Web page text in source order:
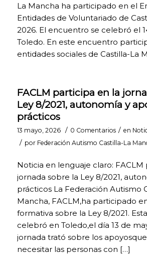
La Mancha ha participado en el
Entidades de Voluntariado de
2026. El encuentro se celebró el
Toledo. En este encuentro
entidades sociales de Castilla-La
FACLM participa en la
Ley 8/2021, autonomía y
prácticos
13 mayo, 2026 / 0 Comentarios / en
/ por Federación Autismo Castilla-La
Noticia en lenguaje claro: FACLM
jornada sobre la Ley 8/2021,
prácticos La Federación Autismo
Mancha, FACLM,ha participado
formativa sobre la Ley 8/2021.
celebró en Toledo,el día 13 de
jornada trató sobre los
necesitar las personas con […]
de la página
como los
distintos
servicios que
tanto, estas
publicitaria, sino
que únicamente
sirven para que
web funcione
mejor,
nuestros
usuarios en
general.
Activándolas
contribuirás a
dicha mejora
Puedes activar o
desactivar estas
cookies